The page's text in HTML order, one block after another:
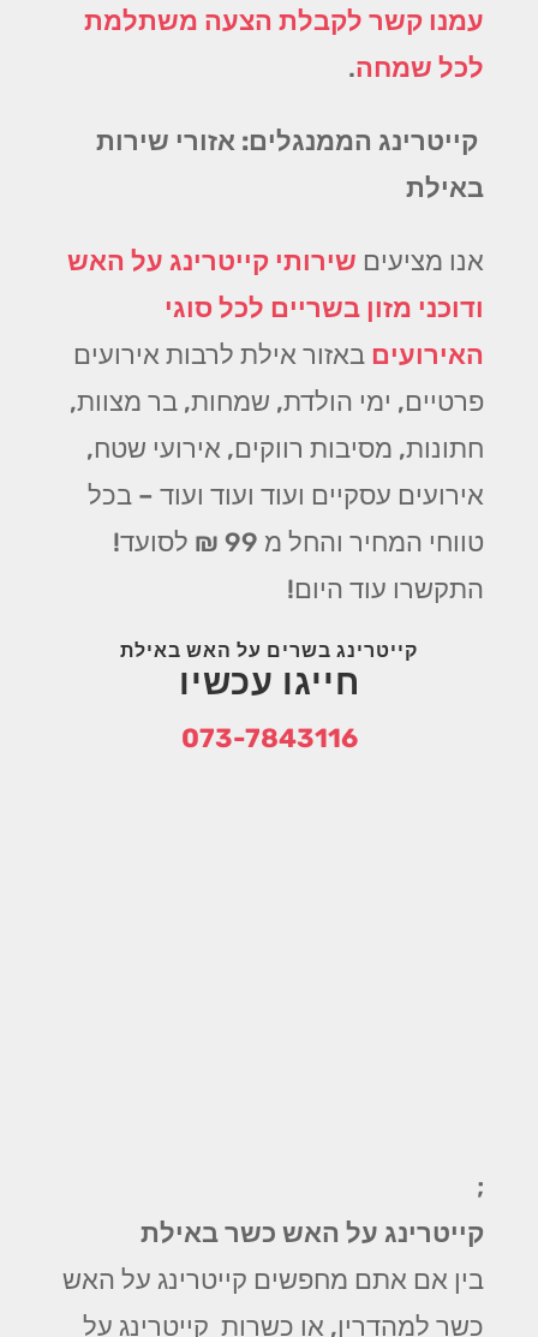
עמנו קשר לקבלת הצעה משתלמת
לכל שמחה.
קייטרינג הממנגלים: אזורי שירות
באילת
אנו מציעים שירותי קייטרינג על האש
ודוכני מזון בשריים לכל סוגי
האירועים באזור אילת לרבות אירועים
פרטיים, ימי הולדת, שמחות, בר מצוות,
חתונות, מסיבות רווקים, אירועי שטח,
אירועים עסקיים ועוד ועוד ועוד – בכל
טווחי המחיר והחל מ 99 ₪ לסועד!
התקשרו עוד היום!
קייטרינג בשרים על האש באילת
חייגו עכשיו
073-7843116
;
קייטרינג על האש כשר באילת
בין אם אתם מחפשים קייטרינג על האש
כשר למהדרין, או כשרות קייטרינג על